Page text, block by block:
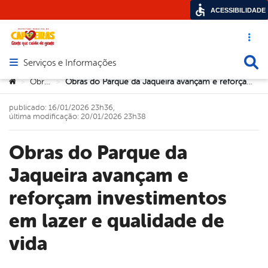
Acesso
Abrir menu principal de navegação
Serviços e Informações
Você está aqui:
> Obras > Obras do Parque da Jaqueira avançam e reforçam investimentos em lazer e qualidade de vida
Obras do Parque da
Jaqueira avançam e
reforçam investimentos
em lazer e qualidade de
vida
publicado: 16/01/2026 23h36,
última modificação: 20/01/2026 23h38
ACESSIBILIDADE